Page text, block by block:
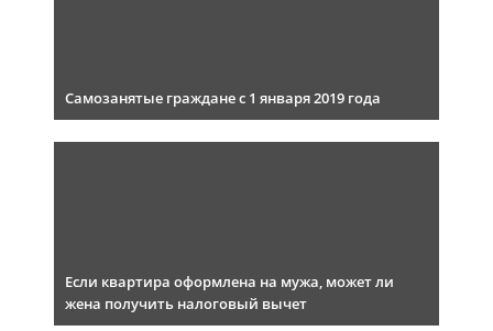
Самозанятые граждане с 1 января 2019 года
Если квартира оформлена на мужа, может ли
жена получить налоговый вычет